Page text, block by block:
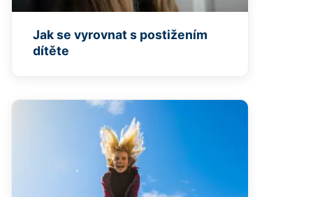
Jak se vyrovnat s postižením
dítěte